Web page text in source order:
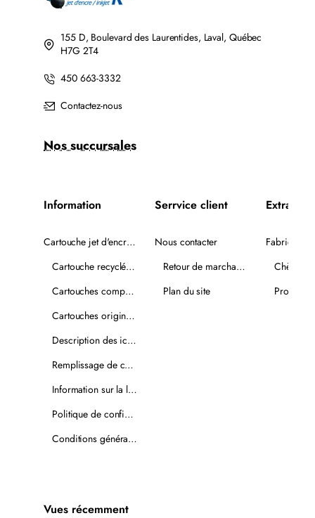
155 D, Boulevard des Laurentides, Laval, Québec
H7G 2T4
450 663-3332
Contactez-nous
Nos succursales
Information
Cartouche jet d'encre recyclée
Cartouche recyclée PLUS
Cartouches compatibles
Cartouches originales
Description des icônes
Remplissage de cartouches
Information sur la livraison
Politique de confidentialité
Conditions générales de vente
Serrvice client
Nous contacter
Retour de marchandise
Plan du site
Extra
Fabricants
Vues récemment